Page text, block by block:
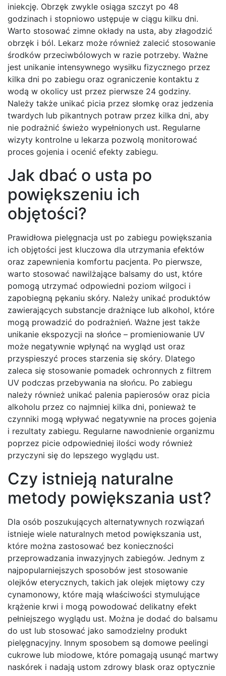
iniekcję. Obrzęk zwykle osiąga szczyt po 48
godzinach i stopniowo ustępuje w ciągu kilku dni.
Warto stosować zimne okłady na usta, aby złagodzić
obrzęk i ból. Lekarz może również zalecić stosowanie
środków przeciwbólowych w razie potrzeby. Ważne
jest unikanie intensywnego wysiłku fizycznego przez
kilka dni po zabiegu oraz ograniczenie kontaktu z
wodą w okolicy ust przez pierwsze 24 godziny.
Należy także unikać picia przez słomkę oraz jedzenia
twardych lub pikantnych potraw przez kilka dni, aby
nie podrażnić świeżo wypełnionych ust. Regularne
wizyty kontrolne u lekarza pozwolą monitorować
proces gojenia i ocenić efekty zabiegu.
Jak dbać o usta po
powiększeniu ich
objętości?
Prawidłowa pielęgnacja ust po zabiegu powiększania
ich objętości jest kluczowa dla utrzymania efektów
oraz zapewnienia komfortu pacjenta. Po pierwsze,
warto stosować nawilżające balsamy do ust, które
pomogą utrzymać odpowiedni poziom wilgoci i
zapobiegną pękaniu skóry. Należy unikać produktów
zawierających substancje drażniące lub alkohol, które
mogą prowadzić do podrażnień. Ważne jest także
unikanie ekspozycji na słońce – promieniowanie UV
może negatywnie wpłynąć na wygląd ust oraz
przyspieszyć proces starzenia się skóry. Dlatego
zaleca się stosowanie pomadek ochronnych z filtrem
UV podczas przebywania na słońcu. Po zabiegu
należy również unikać palenia papierosów oraz picia
alkoholu przez co najmniej kilka dni, ponieważ te
czynniki mogą wpływać negatywnie na proces gojenia
i rezultaty zabiegu. Regularne nawodnienie organizmu
poprzez picie odpowiedniej ilości wody również
przyczyni się do lepszego wyglądu ust.
Czy istnieją naturalne
metody powiększania ust?
Dla osób poszukujących alternatywnych rozwiązań
istnieje wiele naturalnych metod powiększania ust,
które można zastosować bez konieczności
przeprowadzania inwazyjnych zabiegów. Jednym z
najpopularniejszych sposobów jest stosowanie
olejków eterycznych, takich jak olejek miętowy czy
cynamonowy, które mają właściwości stymulujące
krążenie krwi i mogą powodować delikatny efekt
pełniejszego wyglądu ust. Można je dodać do balsamu
do ust lub stosować jako samodzielny produkt
pielęgnacyjny. Innym sposobem są domowe peelingi
cukrowe lub miodowe, które pomagają usunąć martwy
naskórek i nadają ustom zdrowy blask oraz optycznie